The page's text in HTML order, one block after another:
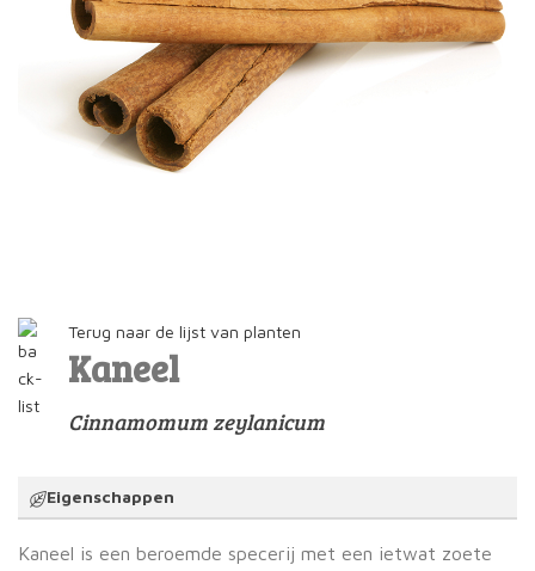
Terug naar de lijst van planten
Kaneel
Cinnamomum zeylanicum
Eigenschappen
Kaneel is een beroemde specerij met een ietwat zoete